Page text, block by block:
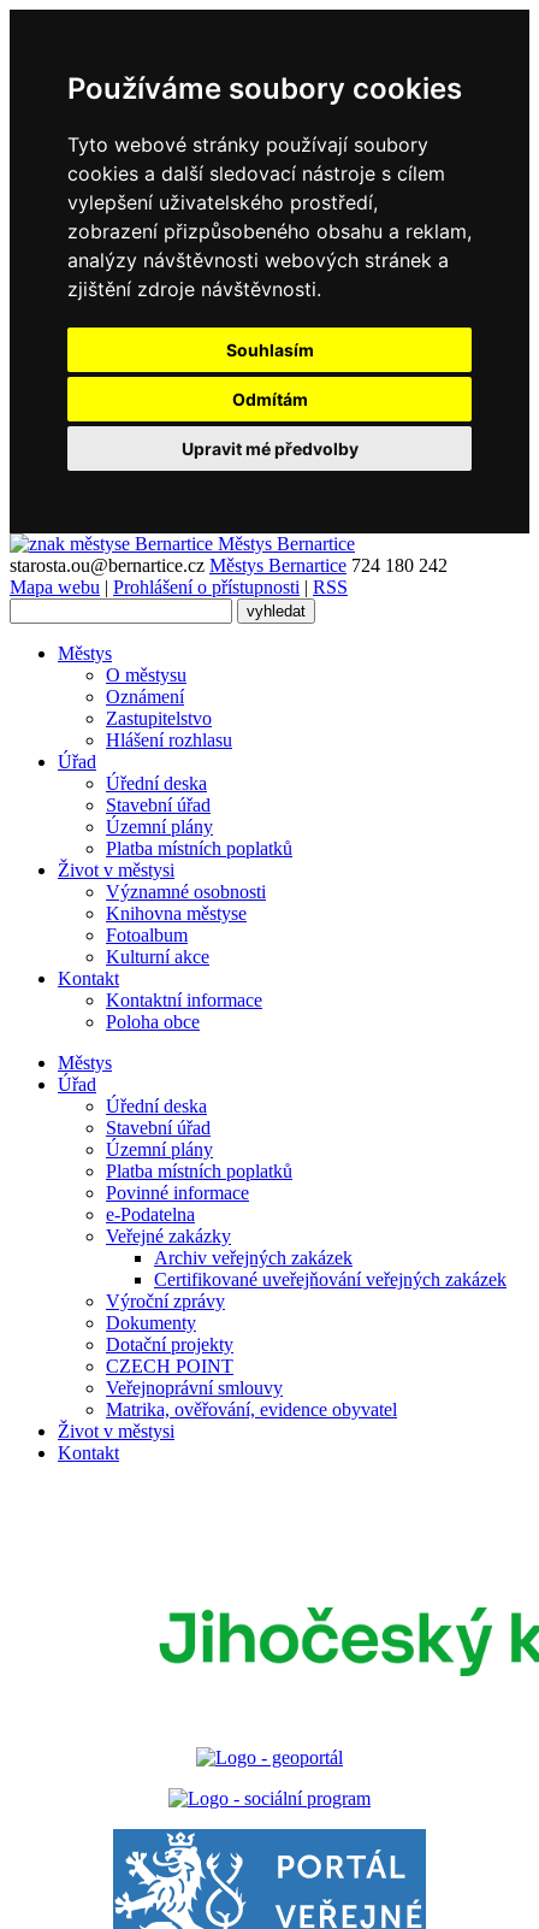
Používáme soubory cookies
Tyto webové stránky používají soubory
cookies a další sledovací nástroje s cílem
vylepšení uživatelského prostředí,
zobrazení přizpůsobeného obsahu a reklam,
analýzy návštěvnosti webových stránek a
zjištění zdroje návštěvnosti.
Souhlasím
Odmítám
Upravit mé předvolby
Městys Bernartice
starosta.ou@bernartice.cz Městys Bernartice 724 180 242
Mapa webu | Prohlášení o přístupnosti | RSS
Městys
O městysu
Oznámení
Zastupitelstvo
Hlášení rozhlasu
Úřad
Úřední deska
Stavební úřad
Územní plány
Platba místních poplatků
Život v městysi
Významné osobnosti
Knihovna městyse
Fotoalbum
Kulturní akce
Kontakt
Kontaktní informace
Poloha obce
Městys
Úřad
Úřední deska
Stavební úřad
Územní plány
Platba místních poplatků
Povinné informace
e-Podatelna
Veřejné zakázky
Archiv veřejných zakázek
Certifikované uveřejňování veřejných zakázek
Výroční zprávy
Dokumenty
Dotační projekty
CZECH POINT
Veřejnoprávní smlouvy
Matrika, ověřování, evidence obyvatel
Život v městysi
Kontakt